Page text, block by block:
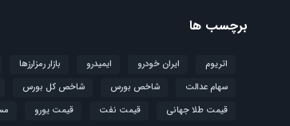
برچسب ها
اتریوم ایران خودرو ایمیدرو بازار رمزارزها
سهام عدالت
شاخص بورس شاخص کل بورس
قیمت طلا جهانی
قیمت نفت قیمت یورو